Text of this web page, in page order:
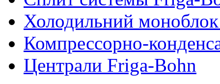
Холодильний
Компрессорно-
Централи Friga-Bohn